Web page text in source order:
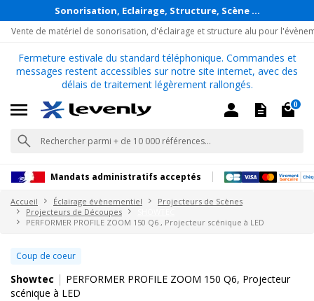
Sonorisation, Eclairage, Structure, Scène ...
Vente de matériel de sonorisation, d'éclairage et structure alu pour
Fermeture estivale du standard téléphonique. Commandes et
messages restent accessibles sur notre site internet, avec des
délais de traitement légèrement rallongés.
0
Mandats administratifs acceptés
Accueil Éclairage évènementiel
Projecteurs de Scènes
Projecteurs de Découpes
PERFORMER PROFILE ZOOM 150 Q6 , Projecteur scénique à LED
Coup de coeur
Showtec | PERFORMER PROFILE ZOOM 150 Q6, Projecteur
scénique à LED